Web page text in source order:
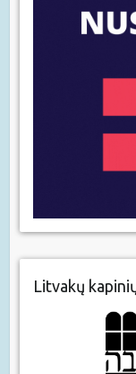
Litvakų